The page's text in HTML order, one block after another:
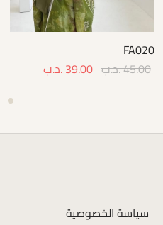
FA020
45.00.د.ب 39.00.د.ب
سياسة الخصوصية